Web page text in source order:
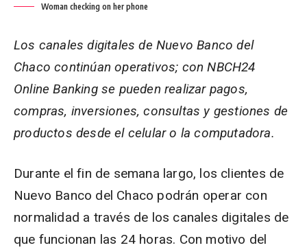
Woman checking on her phone
Los canales digitales de Nuevo Banco del
Chaco continúan operativos; con NBCH24
Online Banking se pueden realizar pagos,
compras, inversiones, consultas y gestiones de
productos desde el celular o la computadora.
Durante el fin de semana largo, los clientes de
Nuevo Banco del Chaco podrán operar con
normalidad a través de los canales digitales de
que funcionan las 24 horas. Con motivo del